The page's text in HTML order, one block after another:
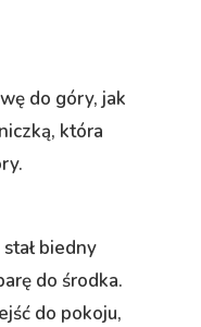
do góry, jak
która
biedny
do środka.
do pokoju,